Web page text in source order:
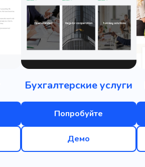
Бухгалтерские услуги
Попробуйте
Демо